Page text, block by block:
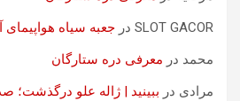
SLOT GACOR در جعبه سیاه هواپیمای
محمد در معرفی دره ستارگان
مرادی در ببینید | ژاله علو درگذشت؛